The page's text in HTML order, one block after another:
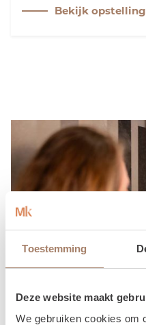
Toestemming
Deze website maakt
We gebruiken cookies om
ruimte diepte. Door
Bekijk opstelling